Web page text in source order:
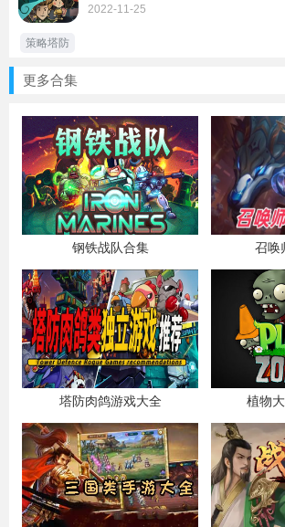
2022-11-25
策略塔防
更多合集
钢铁战队合集 召唤
塔防肉鸽游戏大全 植物